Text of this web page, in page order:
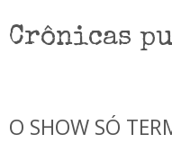
Crônicas
O SHOW SÓ